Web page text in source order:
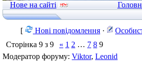
Нове на сайті
[ Нові повідомлення ·
Сторінка 9 з 9 « 1 2 … 7 8 9
Модератор форуму: Viktor, Leonid